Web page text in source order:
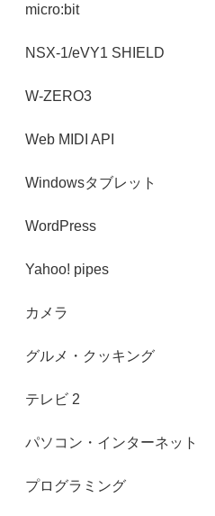
micro:bit
NSX-1/eVY1 SHIELD
W-ZERO3
Web MIDI API
Windowsタブレット
WordPress
Yahoo! pipes
カメラ
グルメ・クッキング
テレビ 2
パソコン・インターネット
プログラミング